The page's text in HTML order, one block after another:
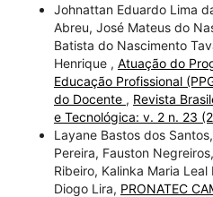
Johnattan Eduardo Lima
Abreu, José Mateus do
Batista do Nascimento
Henrique , Atuação do
Educação Profissional
do Docente , Revista
e Tecnológica: v. 2 n. 23
Layane Bastos dos
Pereira, Fauston
Ribeiro, Kalinka Maria
Diogo Lira, PRONATEC